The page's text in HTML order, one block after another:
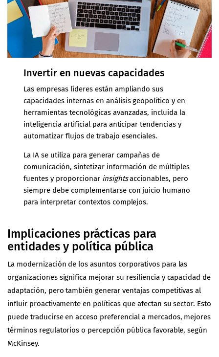
Invertir en nuevas capacidades
Las empresas líderes están ampliando sus
capacidades internas en análisis geopolítico y en
herramientas tecnológicas avanzadas, incluida la
inteligencia artificial para anticipar tendencias y
automatizar flujos de trabajo esenciales.
La IA se utiliza para generar campañas de
comunicación, sintetizar información de múltiples
fuentes y proporcionar insightsaccionables, pero
siempre debe complementarse con juicio humano
para interpretar contextos complejos.
Implicaciones prácticas para
entidades y política pública
La modernización de los asuntos corporativos para las
organizaciones significa mejorar su resiliencia y capacidad de
adaptación, pero también generar ventajas competitivas al
influir proactivamente en políticas que afectan su sector. Esto
puede traducirse en acceso preferencial a mercados, mejores
términos regulatorios o percepción pública favorable, según
McKinsey.